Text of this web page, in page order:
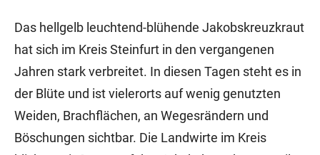
Das hellgelb leuchtend-blühende Jakobskreuzkraut
hat sich im Kreis Steinfurt in den vergangenen
Jahren stark verbreitet. In diesen Tagen steht es in
der Blüte und ist vielerorts auf wenig genutzten
Weiden, Brachflächen, an Wegesrändern und
Böschungen sichtbar. Die Landwirte im Kreis